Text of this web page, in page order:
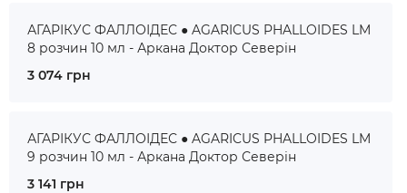
АГАРІКУС ФАЛЛОІДЕС ● AGARICUS PHALLOIDES LM
8 розчин 10 мл - Аркана Доктор Северін
3 074 грн
АГАРІКУС ФАЛЛОІДЕС ● AGARICUS PHALLOIDES LM
9 розчин 10 мл - Аркана Доктор Северін
3 141 грн